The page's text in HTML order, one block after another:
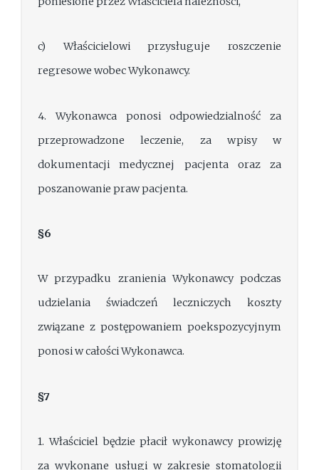
c) Właścicielowi przysługuje roszczenie
regresowe wobec Wykonawcy.
4. Wykonawca ponosi odpowiedzialność za
przeprowadzone leczenie, za wpisy w
dokumentacji medycznej pacjenta oraz za
poszanowanie praw pacjenta.
§6
W przypadku zranienia Wykonawcy podczas
udzielania świadczeń leczniczych koszty
związane z postępowaniem poekspozycyjnym
ponosi w całości Wykonawca.
§7
1. Właściciel będzie płacił wykonawcy prowizję
za wykonane usługi w zakresie stomatologii